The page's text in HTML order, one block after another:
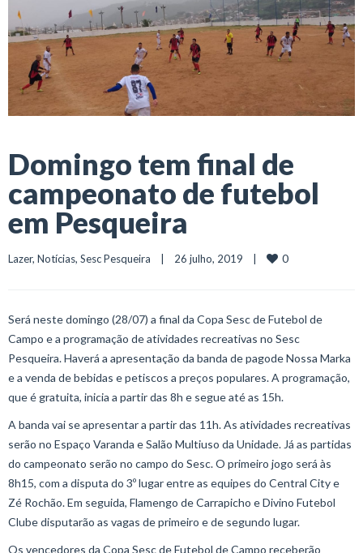
Domingo tem final de
campeonato de futebol
em Pesqueira
Lazer, Notícias, Sesc Pesqueira
    |    26 julho, 2019    |
0
Será neste domingo (28/07) a final da Copa Sesc de Futebol de
Campo e a programação de atividades recreativas no Sesc
Pesqueira. Haverá a apresentação da banda de pagode Nossa Marka
e a venda de bebidas e petiscos a preços populares. A programação,
que é gratuita, inicia a partir das 8h e segue até as 15h.
A banda vai se apresentar a partir das 11h. As atividades recreativas
serão no Espaço Varanda e Salão Multiuso da Unidade. Já as partidas
do campeonato serão no campo do Sesc. O primeiro jogo será às
8h15, com a disputa do 3º lugar entre as equipes do Central City e
Zé Rochão. Em seguida, Flamengo de Carrapicho e Divino Futebol
Clube disputarão as vagas de primeiro e de segundo lugar.
Os vencedores da Copa Sesc de Futebol de Campo receberão